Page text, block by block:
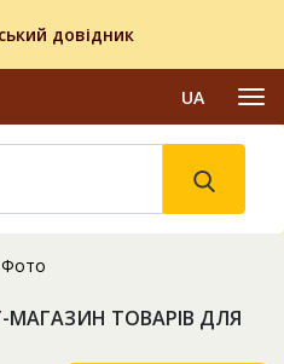
довідник
UA
Фото
МАГАЗИН ТОВАРІВ ДЛЯ